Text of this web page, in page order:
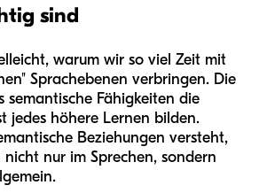
sind
warum wir so viel Zeit mit
Sprachebenen verbringen. Die
semantische Fähigkeiten die
jedes höhere Lernen bilden.
Beziehungen versteht,
nicht nur im Sprechen, sondern